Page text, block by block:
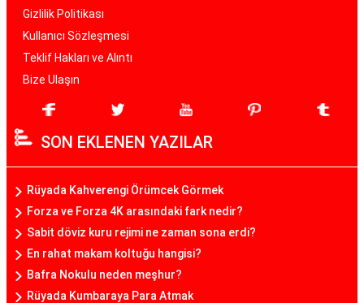
Gizlilik Politikası
Kullanıcı Sözleşmesi
Teklif Hakları ve Alıntı
Bize Ulaşın
SON EKLENEN YAZILAR
Rüyada Kahverengi Örümcek Görmek
Forza ve Forza 4K arasındaki fark nedir?
Sabit döviz kuru rejimi ne zaman sona erdi?
En rahat makam koltuğu hangisi?
Bafra Nokulu neden meşhur?
Rüyada Kumbaraya Para Atmak